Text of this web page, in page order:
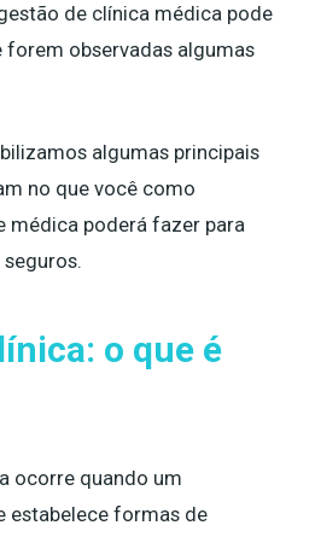
de clínica médica pode
forem observadas algumas
algumas principais
no que você como
médica poderá fazer para
o que é
ocorre quando um
estabelece formas de